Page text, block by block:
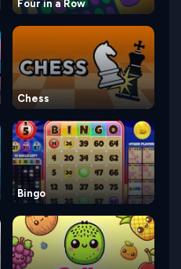
Four in a Row
Chess
Bingo